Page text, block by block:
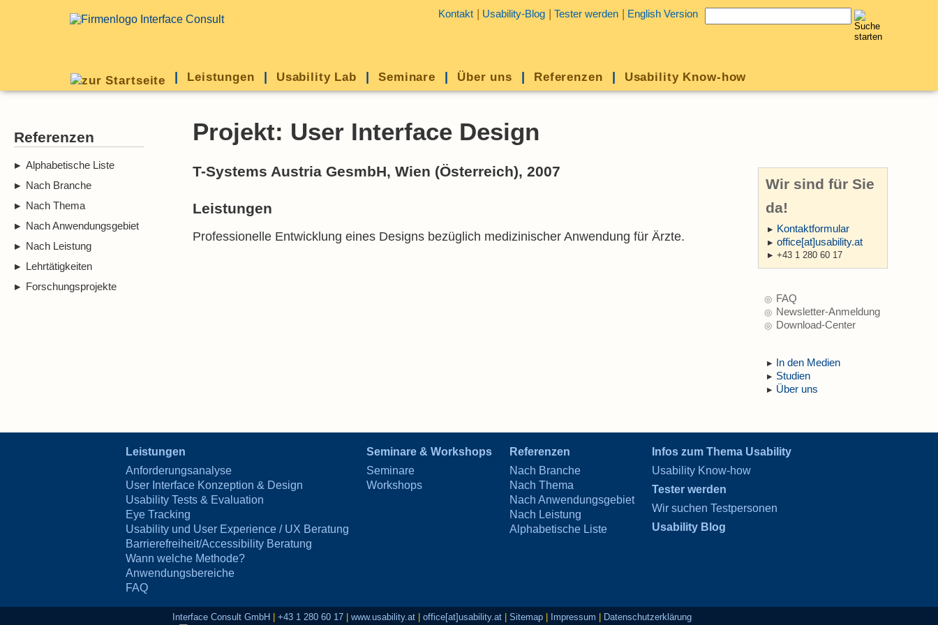
Kontakt Usability-Blog Tester werden English Version
Leistungen Usability Lab Seminare Über uns Referenzen Usability Know-how
Referenzen
Alphabetische Liste
Nach Branche
Nach Thema
Nach Anwendungsgebiet
Nach Leistung
Lehrtätigkeiten
Forschungsprojekte
Projekt: User Interface Design
T-Systems Austria GesmbH, Wien (Österreich), 2007
Leistungen
Professionelle Entwicklung eines Designs bezüglich medizinischer Anwendung für Ärzte.
Wir sind für Sie
da!
Kontaktformular
office[at]usability.at
+43 1 280 60 17
FAQ
Newsletter-Anmeldung
Download-Center
In den Medien
Studien
Über uns
Leistungen
Anforderungsanalyse
User Interface Konzeption & Design
Usability Tests & Evaluation
Eye Tracking
Usability und User Experience / UX Beratung
Barrierefreiheit/Accessibility Beratung
Wann welche Methode?
Anwendungsbereiche
FAQ
Seminare & Workshops
Seminare
Workshops
Referenzen
Nach Branche
Nach Thema
Nach Anwendungsgebiet
Nach Leistung
Alphabetische Liste
Infos zum Thema Usability
Usability Know-how
Tester werden
Wir suchen Testpersonen
Usability Blog
Interface Consult GmbH +43 1 280 60 17 www.usability.at office[at]usability.at Sitemap Impressum Datenschutzerklärung